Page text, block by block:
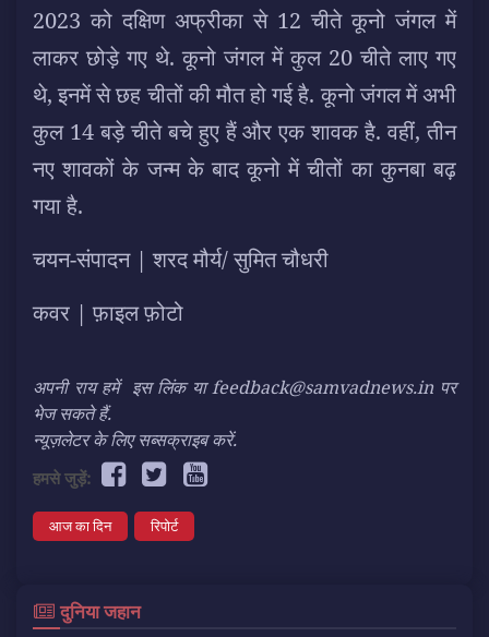
2023 को दक्षिण अफ्रीका से 12 चीते कूनो जंगल में
लाकर छोड़े गए थे. कूनो जंगल में कुल 20 चीते लाए गए
थे, इनमें से छह चीतों की मौत हो गई है. कूनो जंगल में अभी
कुल 14 बड़े चीते बचे हुए हैं और एक शावक है. वहीं, तीन
नए शावकों के जन्म के बाद कूनो में चीतों का कुनबा बढ़
गया है.
चयन-संपादन | शरद मौर्य/ सुमित चौधरी
कवर |फ़ाइल फ़ोटो
अपनी राय हमें इस लिंक या feedback@samvadnews.in पर
भेज सकते हैं.
न्यूज़लेटर के लिए सब्सक्राइब करें.
हमसे जुड़ें:
आज का दिन रिपोर्ट
दुनिया जहान